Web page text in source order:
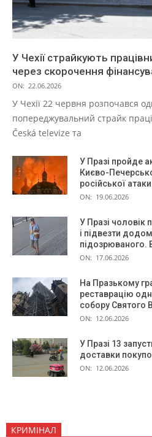
У Чехії страйкують
через скорочення
ON: 22.06.2026
У Чехії 22 червня розпочався
попереджувальний страйк
Česká televize та
У Празі пройде
Києво-
російської атаки
ON: 19.06.2026
У Празі чоловік
і підвезти
підозрюваного.
ON: 17.06.2026
На Празькому
реставрацію
собору Святого
ON: 12.06.2026
У Празі 13
доставки
ON: 12.06.2026
КРИМІНАЛ